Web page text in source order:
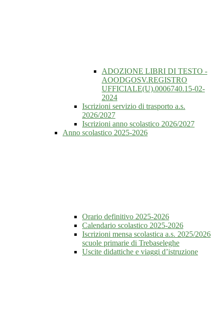
ADOZIONE LIBRI DI TESTO -
AOODGOSV.REGISTRO
UFFICIALE(U).0006740.15-02-
2024
Iscrizioni servizio di trasporto a.s.
2026/2027
Iscrizioni anno scolastico 2026/2027
Anno scolastico 2025-2026
Orario definitivo 2025-2026
Calendario scolastico 2025-2026
Iscrizioni mensa scolastica a.s. 2025/2026
scuole primarie di Trebaseleghe
Uscite didattiche e viaggi d’istruzione